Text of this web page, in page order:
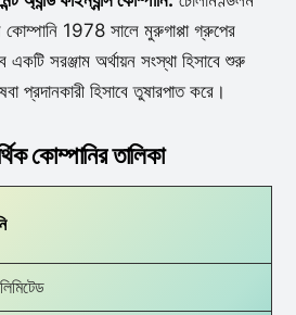
কোম্পানি 1978 সালে মুরুগাপ্পা গ্রুপের
একটি সরঞ্জাম অর্থায়ন সংস্থা হিসাবে শুরু
প্রদানকারী হিসাবে তুষারপাত করে।
কোম্পানির তালিকা